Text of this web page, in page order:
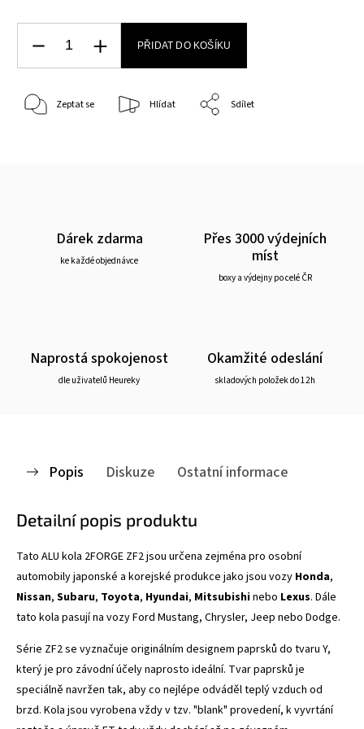
PŘIDAT DO KOŠÍKU
Zeptat se Hlídat Sdílet
Dárek zdarma
ke každé objednávce
Přes 3000 výdejních
míst
boxy a výdejny po celé ČR
Naprostá spokojenost
dle uživatelů Heureky
Okamžité odeslání
skladových položek do 12h
Popis Diskuze Ostatní informace
Detailní popis produktu
Tato ALU kola 2FORGE ZF2jsou určena zejména pro osobní
automobily japonské a korejské produkce jako jsou vozy Honda,
Nissan, Subaru, Toyota, Hyundai, Mitsubishinebo Lexus. Dále
tato kola pasují na vozy Ford Mustang, Chrysler, Jeep nebo Dodge.
Série ZF2 se vyznačuje originálním designem paprsků do tvaru Y,
který je pro závodní účely naprosto ideální. Tvar paprsků je
speciálně navržen tak, aby co nejlépe odváděl teplý vzduch od
brzd. Kola jsou vyrobena vždy v tzv. "blank" provedení, k vyvrtání